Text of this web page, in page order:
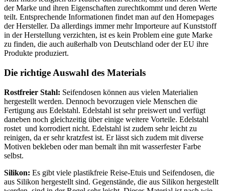
der Marke und ihren Eigenschaften zurechtkommt und deren Werte
teilt. Entsprechende Informationen findet man auf den Homepages
der Hersteller. Da allerdings immer mehr Importeure auf Kunststoff
in der Herstellung verzichten, ist es kein Problem eine gute Marke
zu finden, die auch außerhalb von Deutschland oder der EU ihre
Produkte produziert.
Die richtige Auswahl des Materials
Rostfreier Stahl: Seifendosen können aus vielen Materialien
hergestellt werden. Dennoch bevorzugen viele Menschen die
Fertigung aus Edelstahl. Edelstahl ist sehr preiswert und verfügt
daneben noch gleichzeitig über einige weitere Vorteile. Edelstahl
rostet und korrodiert nicht. Edelstahl ist zudem sehr leicht zu
reinigen, da er sehr kratzfest ist. Er lässt sich zudem mit diverse
Motiven bekleben oder man bemalt ihn mit wasserfester Farbe
selbst.
Silikon: Es gibt viele plastikfreie Reise-Etuis und Seifendosen, die
aus Silikon hergestellt sind. Gegenstände, die aus Silikon hergestellt